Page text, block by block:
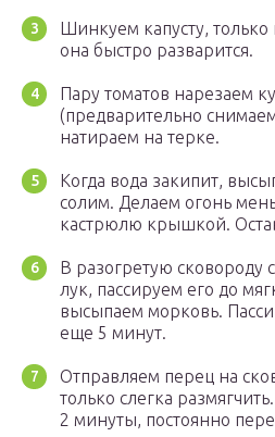
Шинкуем капусту,
она быстро разварится.
Пару томатов нарезаем
(предварительно
натираем на терке.
Когда вода закипит,
солим. Делаем огонь
кастрюлю крышкой.
В разогретую сковороду
лук, пассируем его до
высыпаем морковь.
еще 5 минут.
Отправляем перец на
только слегка
2 минуты, постоянно